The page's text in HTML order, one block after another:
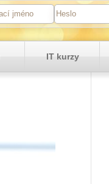
IT kurzy